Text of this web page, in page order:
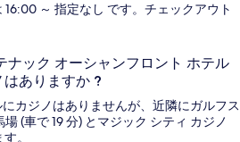
～ 指定なし です。チェックアウト
ナック オーシャンフロント ホテル
ありますか ?
カジノはありませんが、近隣にガルフス
場 (車で 19 分) とマジック シティ カジノ
。